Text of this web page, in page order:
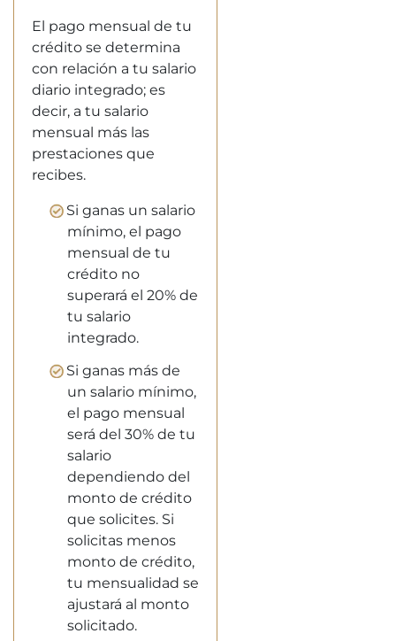
El pago mensual de tu
crédito se determina
con relación a tu salario
diario integrado; es
decir, a tu salario
mensual más las
prestaciones que
recibes.
Si ganas un salario
mínimo, el pago
mensual de tu
crédito no
superará el 20% de
tu salario
integrado.
Si ganas más de
un salario mínimo,
el pago mensual
será del 30% de tu
salario
dependiendo del
monto de crédito
que solicites. Si
solicitas menos
monto de crédito,
tu mensualidad se
ajustará al monto
solicitado.